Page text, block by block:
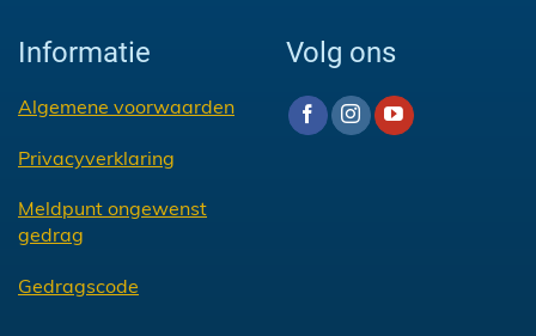
Informatie
Algemene voorwaarden
Privacyverklaring
Meldpunt ongewenst
gedrag
Gedragscode
Volg ons